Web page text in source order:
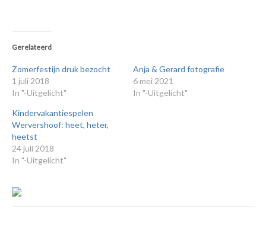
Gerelateerd
Zomerfestijn druk bezocht
1 juli 2018
In "-Uitgelicht"
Anja & Gerard fotografie
6 mei 2021
In "-Uitgelicht"
Kindervakantiespelen
Wervershoof: heet, heter,
heetst
24 juli 2018
In "-Uitgelicht"